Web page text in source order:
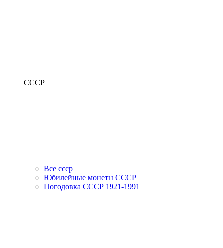
СССР
Все ссср
Юбилейные монеты СССР
Погодовка СССР 1921-1991